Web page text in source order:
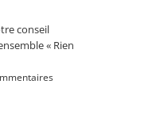
conseil
« Rien